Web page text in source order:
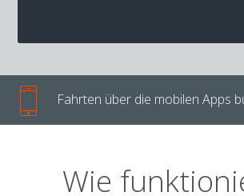
Fahrten über die mobilen Apps
Wie